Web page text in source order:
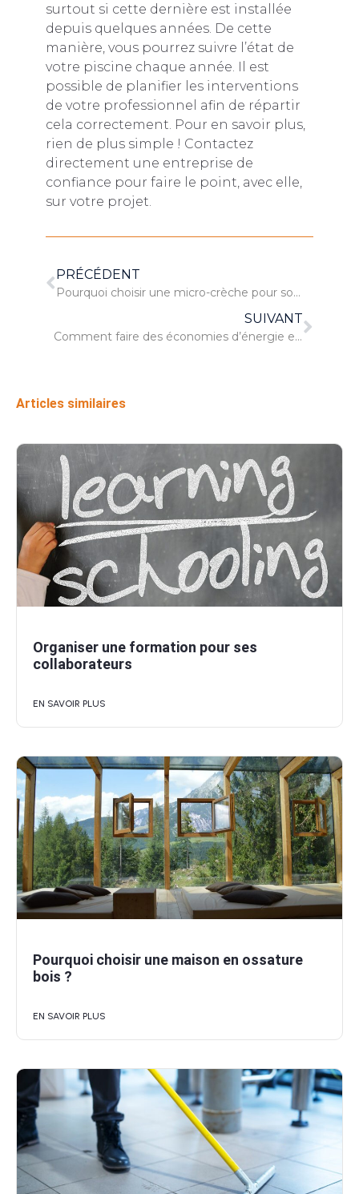
surtout si cette dernière est installée
depuis quelques années. De cette
manière, vous pourrez suivre l’état de
votre piscine chaque année. Il est
possible de planifier les interventions
de votre professionnel afin de répartir
cela correctement. Pour en savoir plus,
rien de plus simple ! Contactez
directement une entreprise de
confiance pour faire le point, avec elle,
sur votre projet.
PRÉCÉDENT
Pourquoi choisir une micro-crèche pour son enfant ?
SUIVANT
Comment faire des économies d’énergie en hiver ?
Articles similaires
Organiser une formation pour ses
collaborateurs
EN SAVOIR PLUS
Pourquoi choisir une maison en ossature
bois ?
EN SAVOIR PLUS